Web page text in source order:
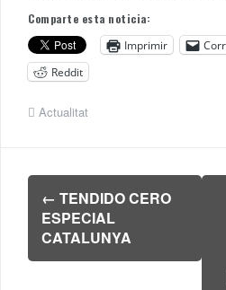
Comparte esta noticia:
Imprimir
Reddit
Actualitat
Navegación
de
entradas
← TENDIDO CERO
ESPECIAL
CATALUNYA